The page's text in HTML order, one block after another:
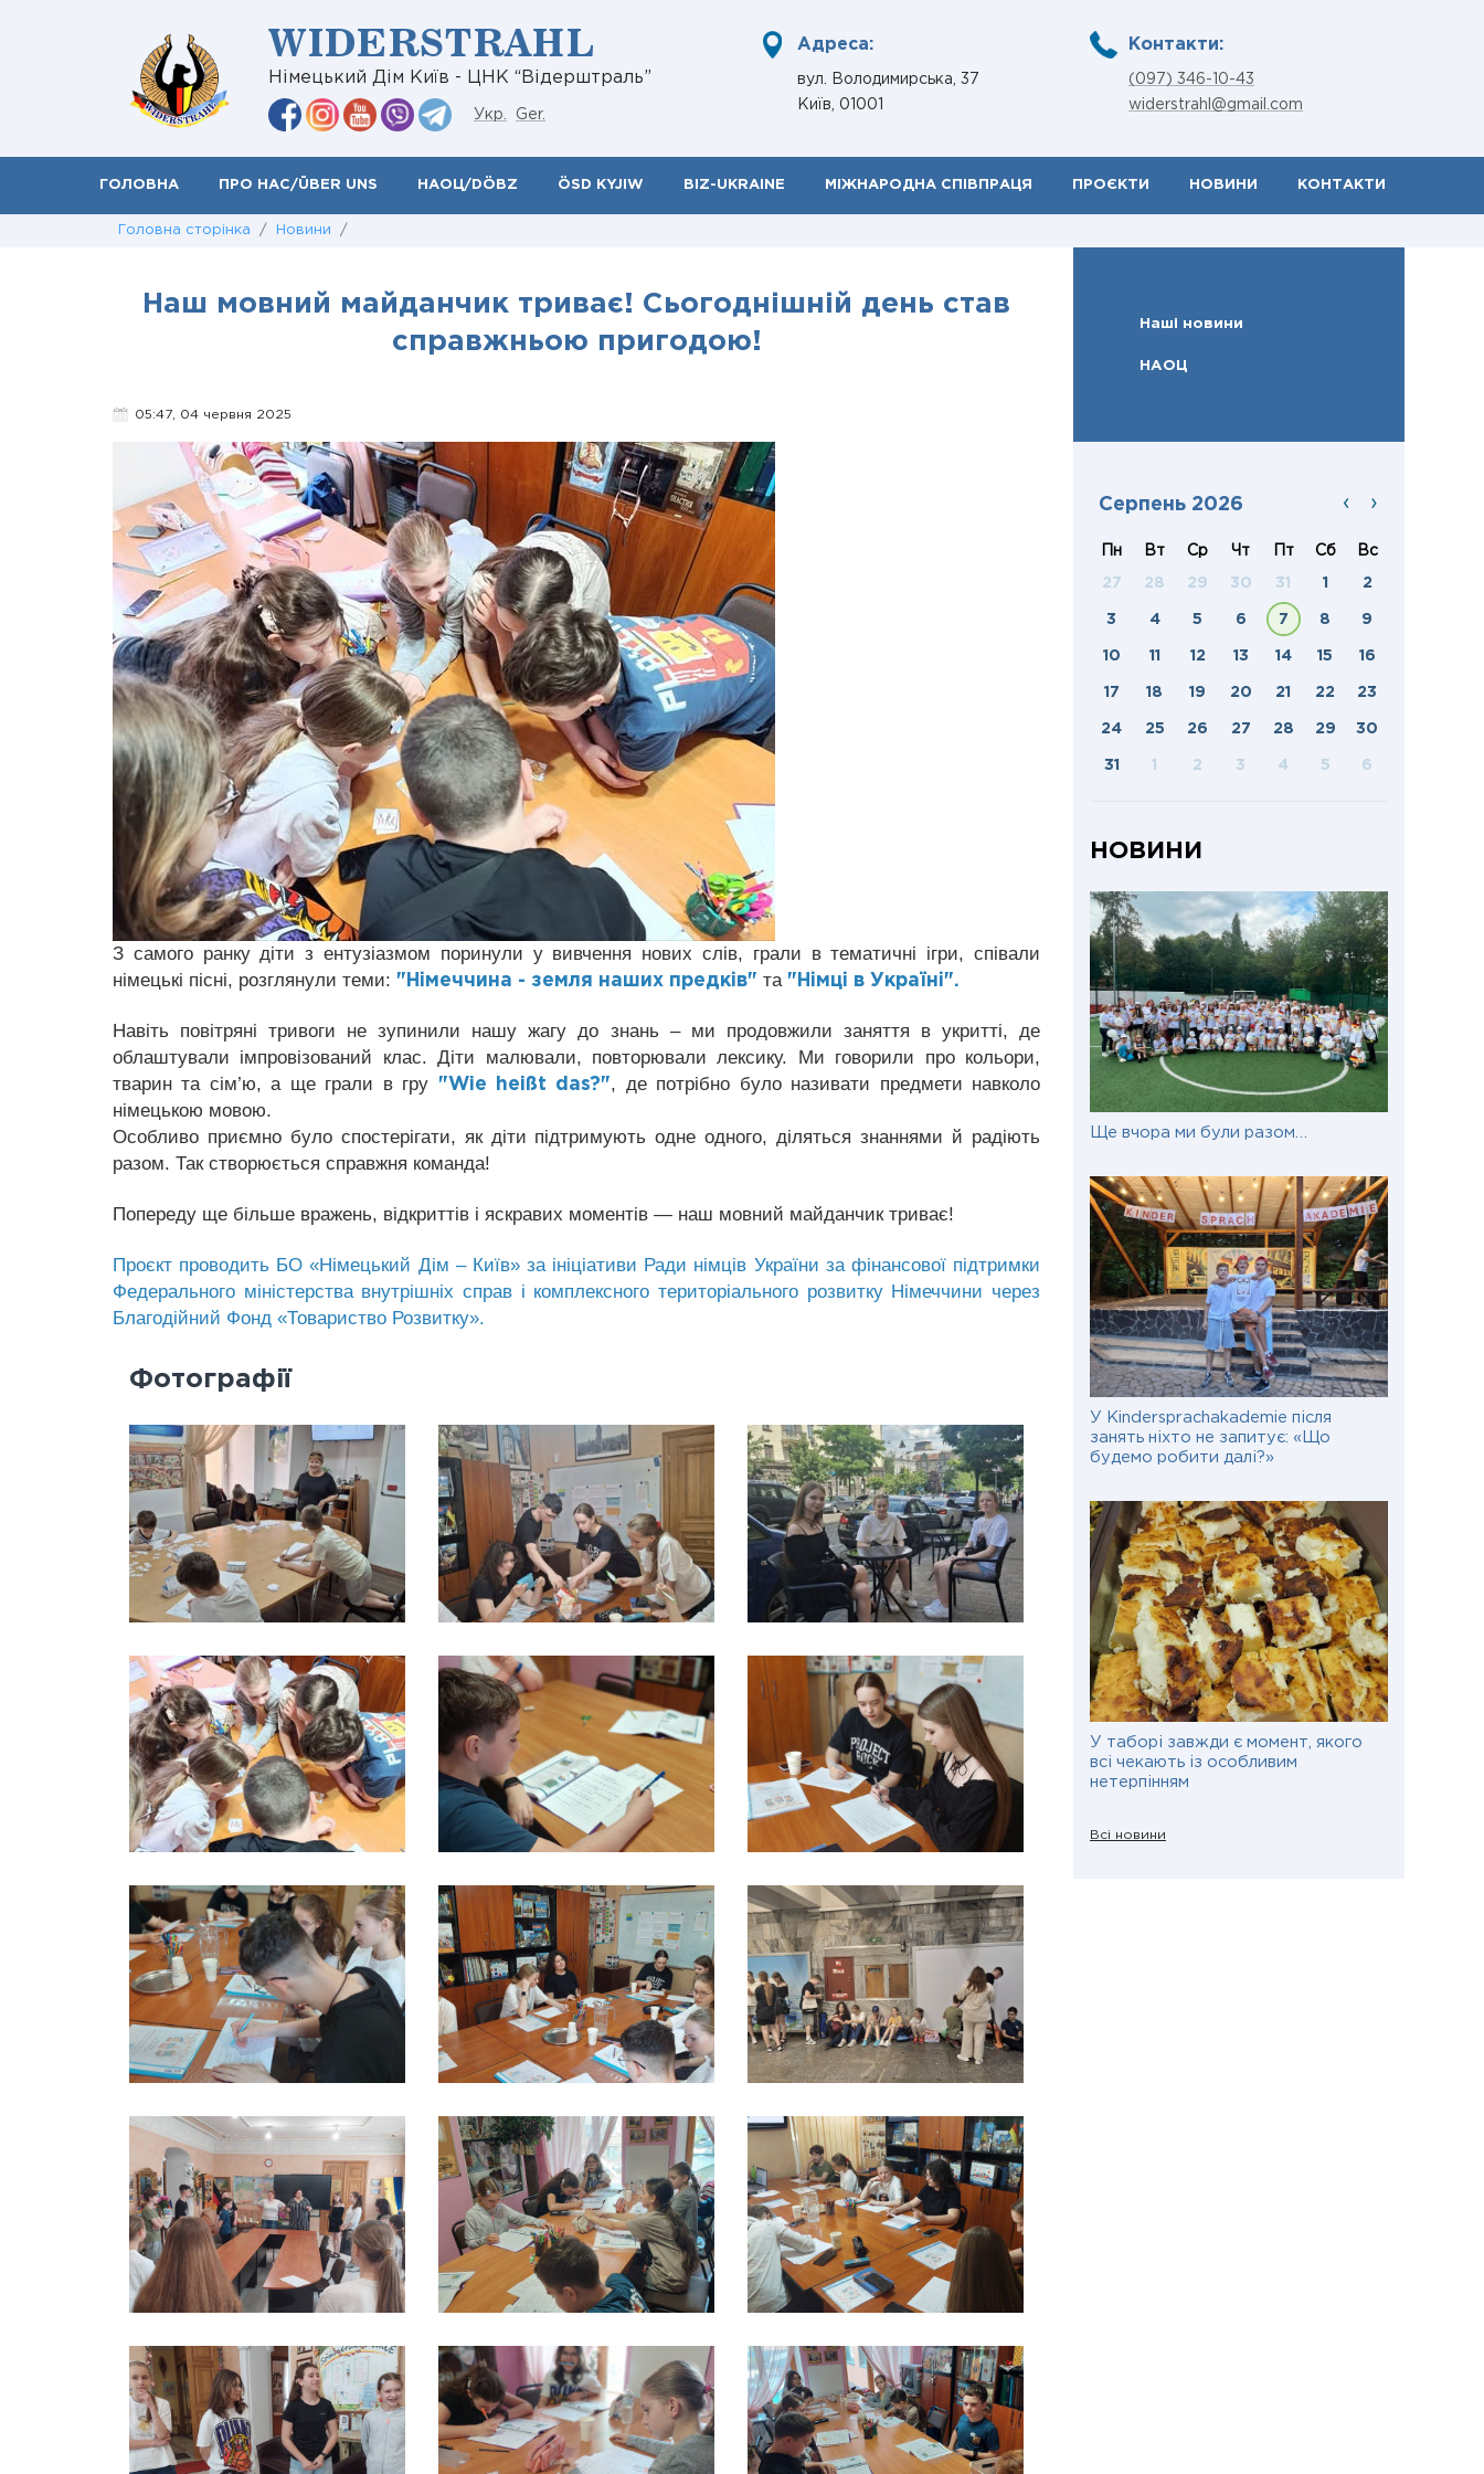
WIDERSTRAHL
Німецький Дім Київ - ЦНК “Відерштраль”
Укр. Ger.
Адреса:
вул. Володимирська, 37
Київ, 01001
Контакти:
(097) 346-10-43
widerstrahl@gmail.com
ГОЛОВНА ПРО НАС/ÜBER UNS НАОЦ/DÖBZ ÖSD KYJIW BIZ-UKRAINE МІЖНАРОДНА СПІВПРАЦЯ ПРОЄКТИ НОВИНИ КОНТАКТИ
Головна сторінка / Новини /
Наші новини
НАОЦ
›
‹
Серпень 2026
Пн Вт Ср Чт Пт Сб Вс
27 28 29 30 31 1 2
3 4 5 6 7 8 9
10 11 12 13 14 15 16
17 18 19 20 21 22 23
24 25 26 27 28 29 30
31 1 2 3 4 5 6
НОВИНИ
Ще вчора ми були разом…
У Kindersprachakademie після
занять ніхто не запитує: «Що
будемо робити далі?»
У таборі завжди є момент, якого
всі чекають із особливим
нетерпінням
Всі новини
Наш мовний майданчик триває! Сьогоднішній день став
справжньою пригодою!
05:47, 04 червня 2025
З самого ранку діти з ентузіазмом поринули у вивчення нових слів, грали в тематичні ігри, співали
німецькі пісні, розглянули теми: "Німеччина - земля наших предків" та "Німці в Україні".
Навіть повітряні тривоги не зупинили нашу жагу до знань – ми продовжили заняття в укритті, де
облаштували імпровізований клас. Діти малювали, повторювали лексику. Ми говорили про кольори,
тварин та сім’ю, а ще грали в гру
"Wie heißt das?", де потрібно було називати предмети навколо
німецькою мовою.
Особливо приємно було спостерігати, як діти підтримують одне одного, діляться знаннями й радіють
разом. Так створюється справжня команда!
Попереду ще більше вражень, відкриттів і яскравих моментів — наш мовний майданчик триває!
Проєкт проводить БО «Німецький Дім – Київ» за ініціативи Ради німців України за фінансової підтримки
Федерального міністерства внутрішніх справ і комплексного територіального розвитку Німеччини через
Благодійний Фонд «Товариство Розвитку».
Фотографії